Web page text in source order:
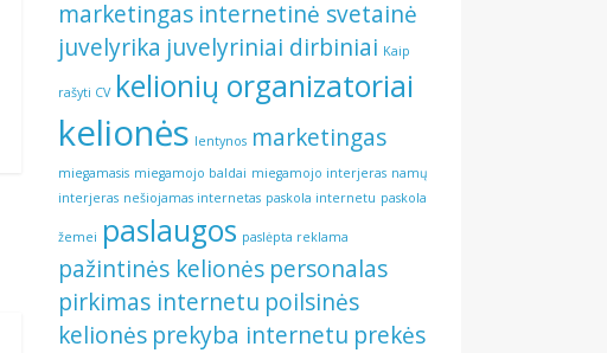
marketingas internetinė svetainė
juvelyrika juvelyriniai dirbiniai Kaip
rašyti CV kelionių organizatoriai
kelionės lentynos marketingas
miegamasis miegamojo baldai miegamojo interjeras namų
interjeras nešiojamas internetas paskola internetu paskola
žemei paslaugos paslėpta reklama
pažintinės kelionės personalas
pirkimas internetu poilsinės
kelionės prekyba internetu prekės